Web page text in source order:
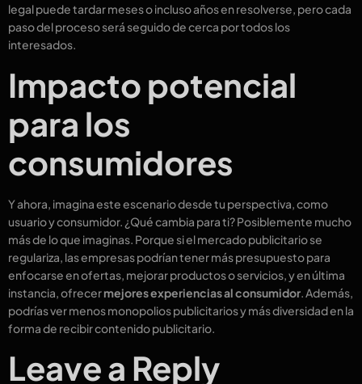
legal puede tardar meses o incluso años en resolverse, pero cada
paso del proceso será seguido de cerca por todos los
interesados.
Impacto potencial
para los
consumidores
Y ahora, imagina este escenario desde tu perspectiva, como
usuario y consumidor. ¿Qué cambia para ti? Posiblemente mucho
más de lo que imaginas. Porque si el mercado publicitario se
regulariza, las empresas podrían tener más presupuesto para
enfocarse en ofertas, mejorar productos o servicios, y en última
instancia, ofrecermejores experiencias al consumidor . Además,
podrías ver menos monopolios publicitarios y más diversidad en la
forma de recibir contenido publicitario.
Leave a Reply